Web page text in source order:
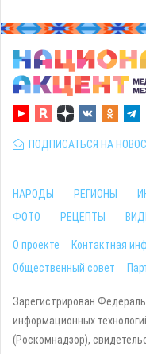
ПОДПИСАТЬСЯ НА
НАРОДЫ РЕГИОНЫ
ФОТО
РЕЦЕПТЫ
О проекте Контактная
Общественный совет
Зарегистрирован
информационных
(Роскомнадзор),